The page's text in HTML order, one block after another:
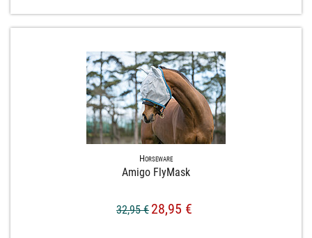
Horseware
Amigo FlyMask
32,95 € 28,95 €